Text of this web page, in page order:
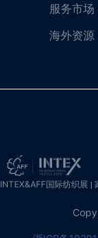
服务市场
海外资源
INTEX&AFF国际纺织展